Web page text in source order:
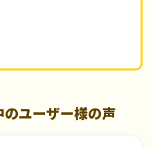
ユーザー様の声